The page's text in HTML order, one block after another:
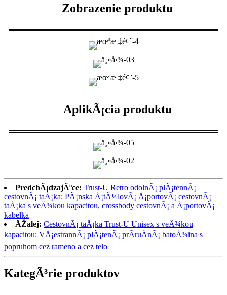
Zobrazenie produktu
AplikÃ¡cia produktu
PredchÃ¡dzajÃºce: Trust-U Retro odolnÃ¡ plÃ¡tennÃ¡
cestovnÃ¡ taÅ¡ka: PÃ¡nska Å¡tÃ½lovÃ¡ Å¡portovÃ¡ cestovnÃ¡
taÅ¡ka s veÄ¾kou kapacitou, crossbody cestovnÃ¡ a Å¡portovÃ¡
kabelka
ÄŽalej: CestovnÃ¡ taÅ¡ka Trust-U Unisex s veÄ¾kou
kapacitou: VÅ¡estrannÃ¡ plÃ¡tenÃ¡ prÃ­ruÄnÃ¡ batoÅ¾ina s
popruhom cez rameno a cez telo
KategÃ³rie produktov